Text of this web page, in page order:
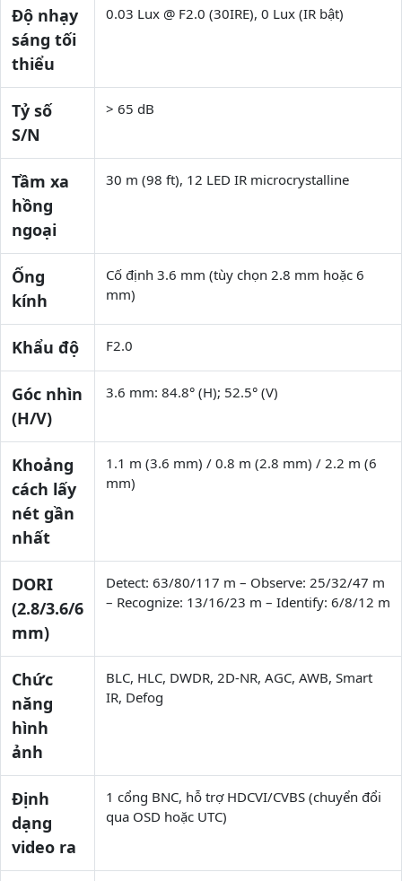
Độ nhạy
sáng tối
thiểu
0.03 Lux @ F2.0 (30IRE), 0 Lux (IR bật)
Tỷ số
S/N
> 65 dB
Tầm xa
hồng
ngoại
30 m (98 ft), 12 LED IR microcrystalline
Ống
kính
Cố định 3.6 mm (tùy chọn 2.8 mm hoặc 6
mm)
Khẩu độ F2.0
Góc nhìn
(H/V)
3.6 mm: 84.8° (H); 52.5° (V)
Khoảng
cách lấy
nét gần
nhất
1.1 m (3.6 mm) / 0.8 m (2.8 mm) / 2.2 m (6
mm)
DORI
(2.8/3.6/6
mm)
Detect: 63/80/117 m – Observe: 25/32/47 m
– Recognize: 13/16/23 m – Identify: 6/8/12 m
Chức
năng
hình
ảnh
BLC, HLC, DWDR, 2D-NR, AGC, AWB, Smart
IR, Defog
Định
dạng
video ra
1 cổng BNC, hỗ trợ HDCVI/CVBS (chuyển đổi
qua OSD hoặc UTC)